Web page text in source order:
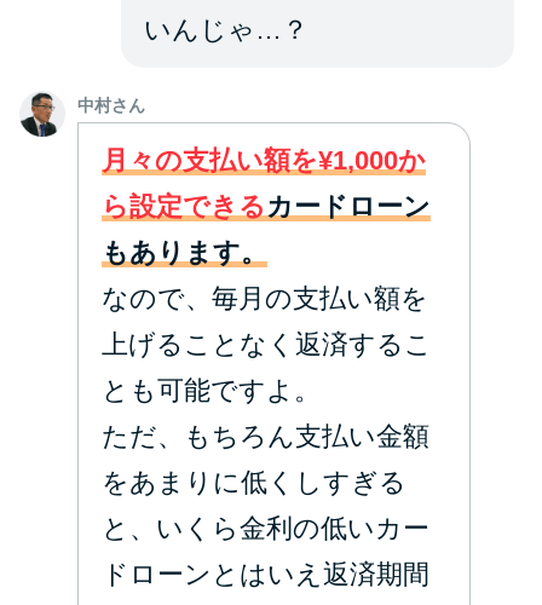
いんじゃ…？
中村さん
月々の支払い額を¥1,000か
ら設定できる カードローン
もあります。
なので、毎月の支払い額を
上げることなく返済するこ
とも可能ですよ。
ただ、もちろん支払い金額
をあまりに低くしすぎる
と、いくら金利の低いカー
ドローンとはいえ返済期間